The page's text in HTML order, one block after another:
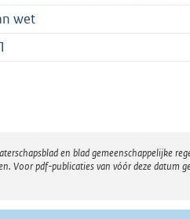
wet
en blad gemeenschappelijke
Voor pdf-publicaties van vóór deze datum